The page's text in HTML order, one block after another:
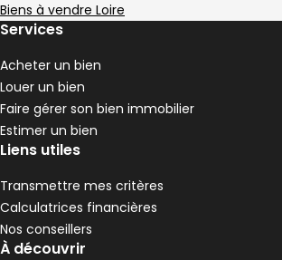
Biens à vendre Loire
Services
Acheter un bien
Louer un bien
Faire gérer son bien immobilier
Estimer un bien
Liens utiles
Transmettre mes critères
Calculatrices financières
Nos conseillers
À découvrir